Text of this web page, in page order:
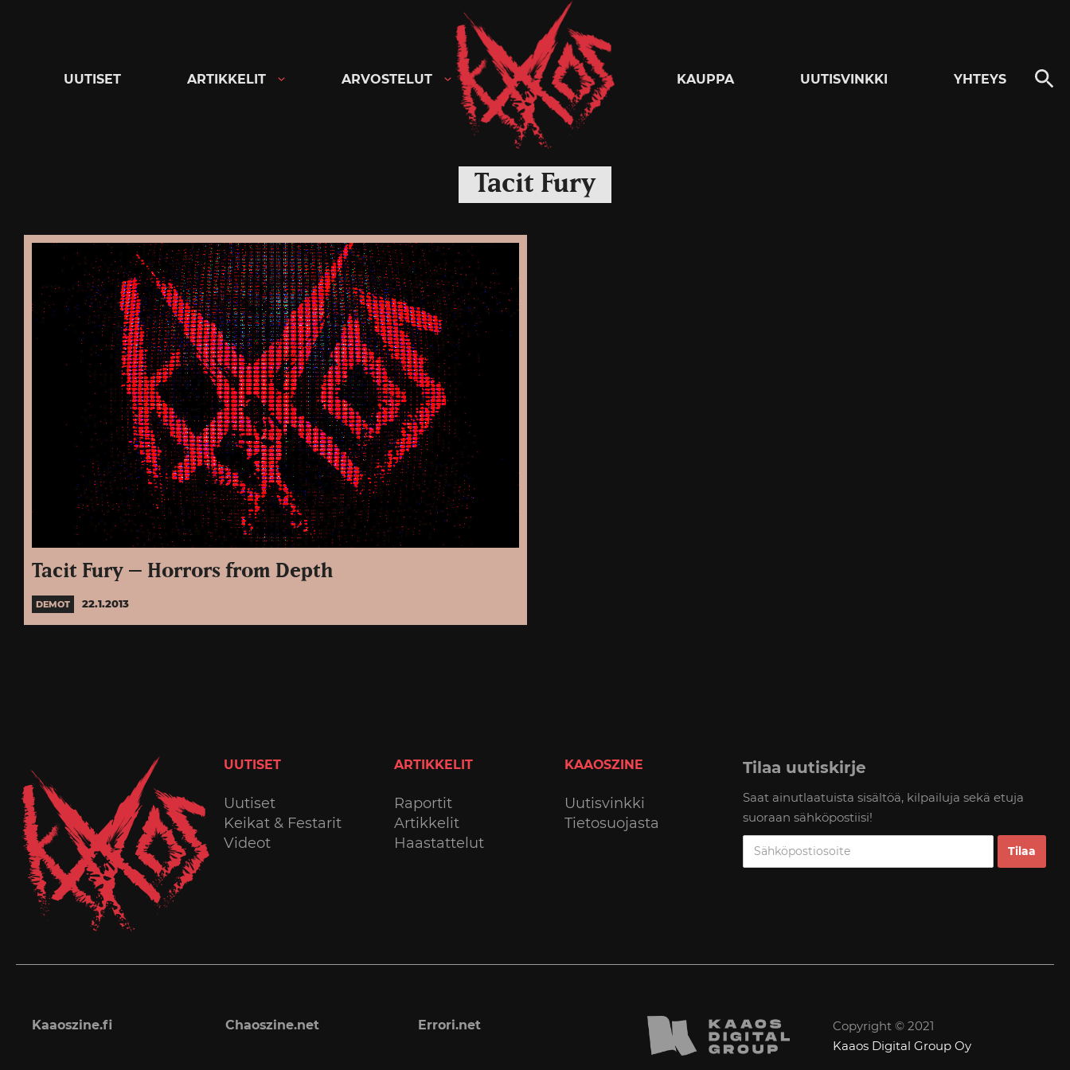
Kaaoszine
UUTISET ARTIKKELIT ARVOSTELUT KAUPPA UUTISVINKKI YHTEYS
Tacit Fury
Tacit Fury – Horrors from Depth
DEMOT 22.1.2013
UUTISET
Uutiset
Keikat & Festarit
Videot
ARTIKKELIT
Raportit
Artikkelit
Haastattelut
KAAOSZINE
Uutisvinkki
Tietosuojasta
Tilaa uutiskirje
Saat ainutlaatuista sisältöä, kilpailuja sekä etuja
suoraan sähköpostiisi!
Kaaoszine.fi Chaoszine.net Errori.net
Copyright © 2021
Kaaos Digital Group Oy